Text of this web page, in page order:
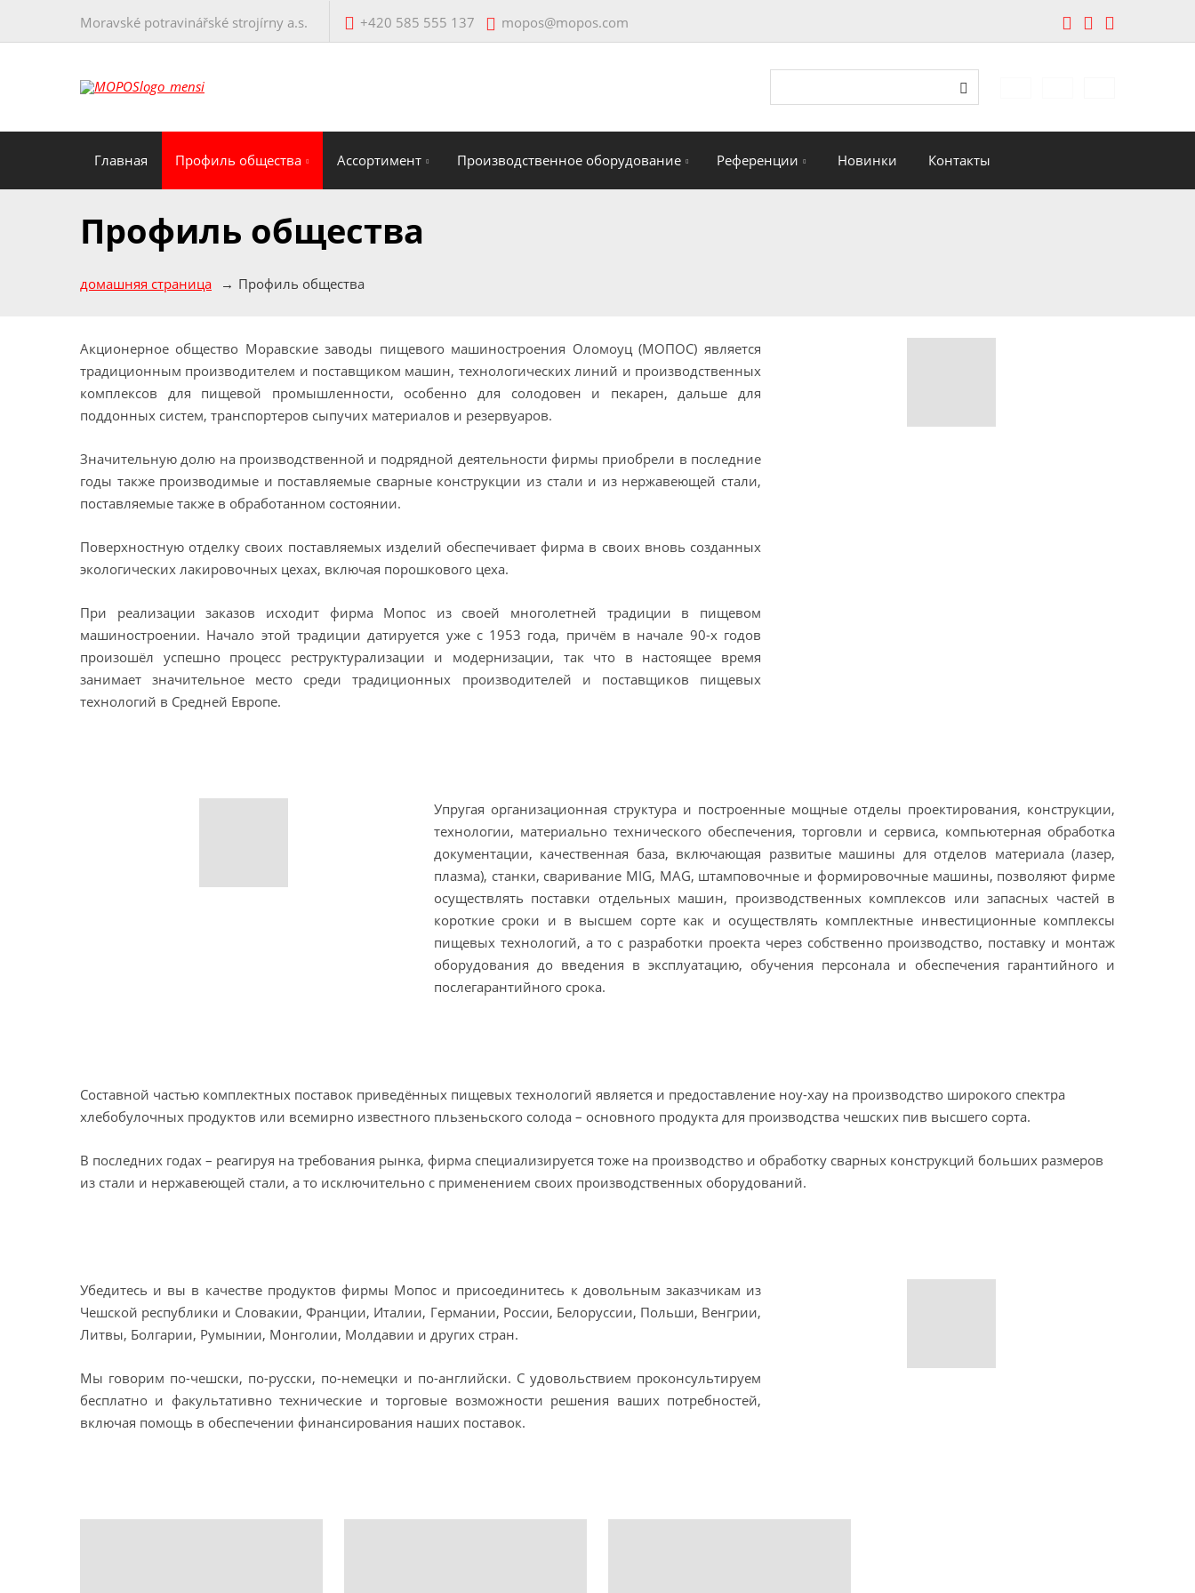
Moravské potravinářské strojírny a.s. +420 585 555 137 mopos@mopos.com
Поиск
Главная Профиль общества Ассортимент Производственное оборудование Референции Новинки Контакты
Профиль общества
домашняя страница Профиль общества
Акционерное общество Моравские заводы пищевого машиностроения Оломоуц (МОПОС) является
традиционным производителем и поставщиком машин, технологических линий и производственных
комплексов для пищевой промышленности, особенно для солодовен и пекарен, дальше для
поддонных систем, транспортеров сыпучих материалов и резервуаров.
Значительную долю на производственной и подрядной деятельности фирмы приобрели в последние
годы также производимые и поставляемые сварные конструкции из стали и из нержавеющей стали,
поставляемые также в обработанном состоянии.
Поверхностную отделку своих поставляемых изделий обеспечивает фирма в своих вновь созданных
экологических лакировочных цехах, включая порошкового цеха.
При реализации заказов исходит фирма Мопос из своей многолетней традиции в пищевом
машиностроении. Начало этой традиции датируется уже с 1953 года, причём в начале 90-х годов
произошёл успешно процесс реструктурализации и модернизации, так что в настоящее время
занимает значительное место среди традиционных производителей и поставщиков пищевых
технологий в Средней Европе.
Упругая организационная структура и построенные мощные отделы проектирования, конструкции,
технологии, материально технического обеспечения, торговли и сервиса, компьютерная обработка
документации, качественная база, включающая развитые машины для отделов материала (лазер,
плазма), станки, сваривание MIG, MAG, штамповочные и формировочные машины, позволяют фирме
осуществлять поставки отдельных машин, производственных комплексов или запасных частей в
короткие сроки и в высшем сорте как и осуществлять комплектные инвестиционные комплексы
пищевых технологий, а то с разработки проекта через собственно производство, поставку и монтаж
оборудования до введения в эксплуатацию, обучения персонала и обеспечения гарантийного и
послегарантийного срока.
Составной частью комплектных поставок приведённых пищевых технологий является и предоставление ноу-хау на производство широкого спектра
хлебобулочных продуктов или всемирно известного пльзеньского солода – основного продукта для производства чешских пив высшего сорта.
В последних годах – реагируя на требования рынка, фирма специализируется тоже на производство и обработку сварных конструкций больших размеров
из стали и нержавеющей стали, а то исключительно с применением своих производственных оборудований.
Убедитесь и вы в качестве продуктов фирмы Мопос и присоединитесь к довольным заказчикам из
Чешской республики и Словакии, Франции, Италии, Германии, России, Белоруссии, Польши, Венгрии,
Литвы, Болгарии, Румынии, Монголии, Молдавии и других стран.
Мы говорим по-чешски, по-русски, по-немецки и по-английски. С удовольствием проконсультируем
бесплатно и факультативно технические и торговые возможности решения ваших потребностей,
включая помощь в обеспечении финансирования наших поставок.